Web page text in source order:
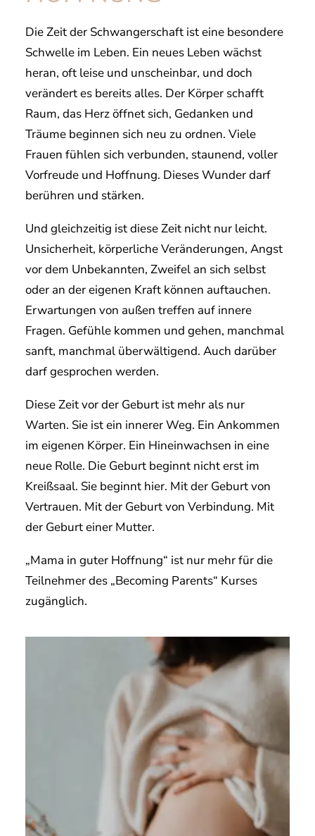
Die Zeit der Schwangerschaft ist eine besondere
Schwelle im Leben. Ein neues Leben wächst
heran, oft leise und unscheinbar, und doch
verändert es bereits alles. Der Körper schafft
Raum, das Herz öffnet sich, Gedanken und
Träume beginnen sich neu zu ordnen. Viele
Frauen fühlen sich verbunden, staunend, voller
Vorfreude und Hoffnung. Dieses Wunder darf
berühren und stärken.
​Und gleichzeitig ist diese Zeit nicht nur leicht.
Unsicherheit, körperliche Veränderungen, Angst
vor dem Unbekannten, Zweifel an sich selbst
oder an der eigenen Kraft können auftauchen.
Erwartungen von außen treffen auf innere
Fragen. Gefühle kommen und gehen, manchmal
sanft, manchmal überwältigend. Auch darüber
darf gesprochen werden.
​Diese Zeit vor der Geburt ist mehr als nur
Warten. Sie ist ein innerer Weg. Ein Ankommen
im eigenen Körper. Ein Hineinwachsen in eine
neue Rolle. Die Geburt beginnt nicht erst im
Kreißsaal. Sie beginnt hier. Mit der Geburt von
Vertrauen. Mit der Geburt von Verbindung. Mit
der Geburt einer Mutter.
„Mama in guter Hoffnung“ ist nur mehr für die
Teilnehmer des „Becoming Parents“ Kurses
zugänglich.